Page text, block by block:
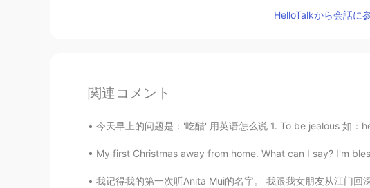
HelloTalkから会話に
関連コメント
今天早上的问题是：'吃醋' 用英语怎么说 1. To be jealous 如：he
My first Christmas away from home. What can I say? I'm
我记得我的第一次听Anita Mui的名字。 我跟我女朋友从江门回深圳我建议他收听Journey的叫Faithfully